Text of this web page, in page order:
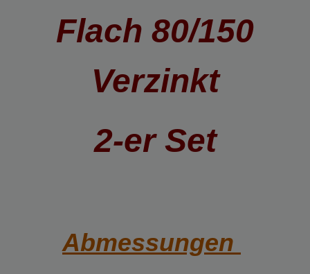
Flach 80/150
Verzinkt
2-er Set
Abmessungen